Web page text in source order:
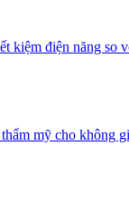
kiệm điện năng so
mỹ cho không